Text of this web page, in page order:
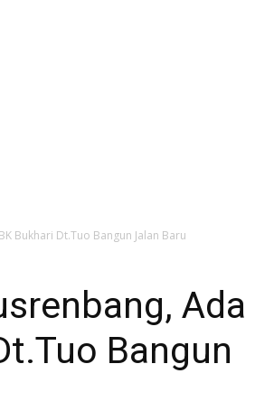
Bukhari Dt.Tuo Bangun Jalan Baru
Ada
Bangun